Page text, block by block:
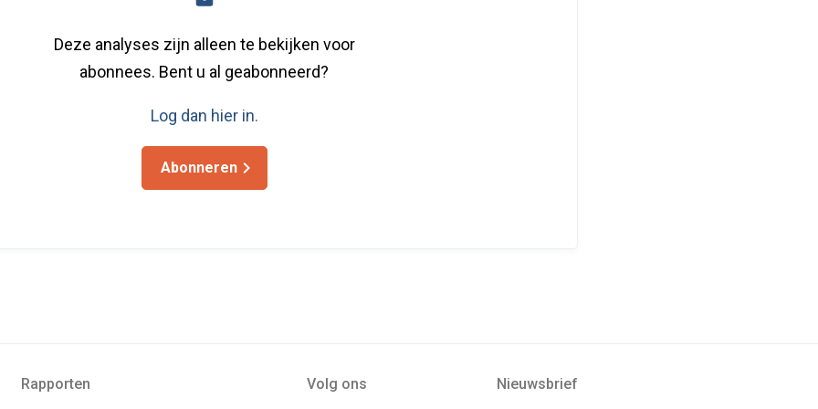
Deze analyses zijn alleen te bekijken voor
abonnees. Bent u al geabonneerd?
Log dan hier in.
Abonneren
Rapporten Volg ons Nieuwsbrief